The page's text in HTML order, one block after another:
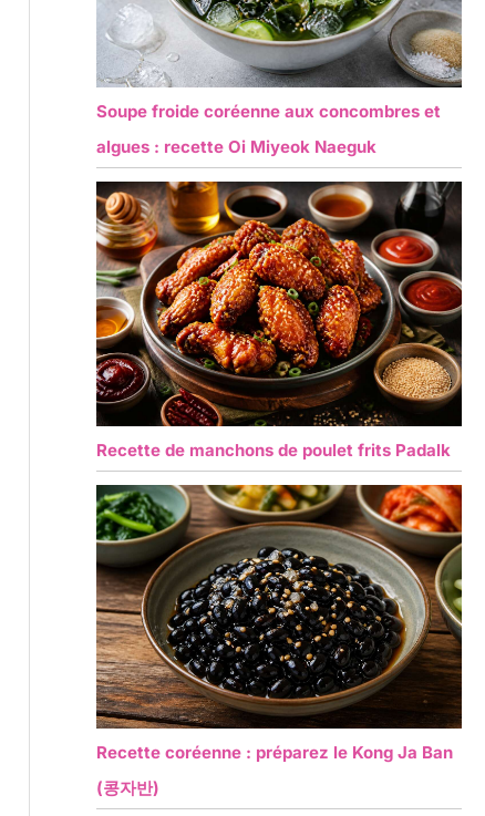
Soupe froide coréenne aux concombres et
algues : recette Oi Miyeok Naeguk
Recette de manchons de poulet frits Padalk
Recette coréenne : préparez le Kong Ja Ban
(콩자반)